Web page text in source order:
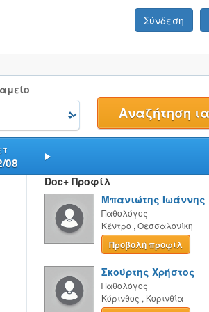
Σύνδεση
08
Doc+ Προφίλ
Μπανιώτης Ιωάννης
Παθολόγος
Κέντρο , Θεσσαλονίκη
Προβολή προφίλ
Σκούρτης Χρήστος
Παθολόγος
Κόρινθος , Κορινθία